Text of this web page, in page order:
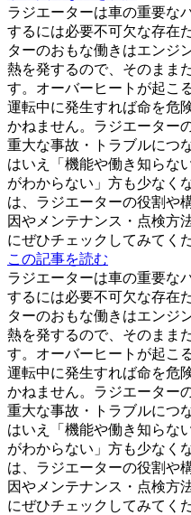
ラジエーターは車の重要な
するには必要不可欠な存在
ターのおもな働きはエンジ
熱を発するので、そのまま
す。オーバーヒートが起こ
運転中に発生すれば命を危
かねません。ラジエーター
重大な事故・トラブルにつ
はいえ「機能や働き知らな
がわからない」方も少なく
は、ラジエーターの役割や
因やメンテナンス・点検方
にぜひチェックしてみてく
この記事を読む
ラジエーターは車の重要な
するには必要不可欠な存在
ターのおもな働きはエンジ
熱を発するので、そのまま
す。オーバーヒートが起こ
運転中に発生すれば命を危
かねません。ラジエーター
重大な事故・トラブルにつ
はいえ「機能や働き知らな
がわからない」方も少なく
は、ラジエーターの役割や
因やメンテナンス・点検方
にぜひチェックしてみてく